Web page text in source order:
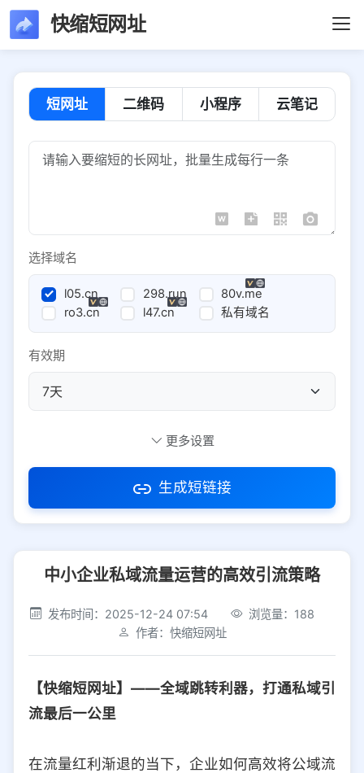
快缩短网址
短网址 二维码 小程序 云笔记
选择域名
l05.cn 298.run
80v.me
ro3.cn
l47.cn 私有域名
有效期
访问密码
社交平台 电商平台
选择防红平台类型，避免链接被拦截
iOS Android
更多设置
生成短链接
中小企业私域流量运营的高效引流策略
发布时间：2025-12-24 07:54
浏览量：188
作者：快缩短网址
【快缩短网址】——全域跳转利器，打通私域引
流最后一公里
在流量红利渐退的当下，企业如何高效将公域流